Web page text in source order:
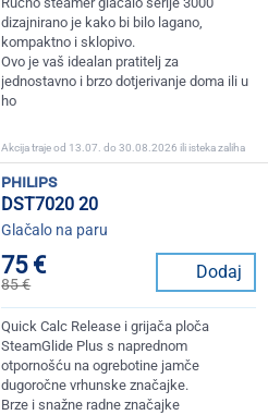
dizajnirano je kako bi bilo lagano,
kompaktno i sklopivo.
Ovo je vaš idealan pratitelj za
jednostavno i brzo dotjerivanje doma ili u
ho
Akcija traje od 13.07. do 30.08.2026 ili isteka zaliha
philips
DST7020 20
Glačalo na paru
75 €
85 €
Dodaj
Quick Calc Release i grijača ploča
SteamGlide Plus s naprednom
otpornošću na ogrebotine jamče
dugoročne vrhunske značajke.
Brze i snažne radne značajke